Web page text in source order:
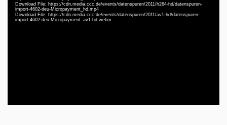
Download File: https://cdn.media.ccc.de/events/datenspuren/2011/h264-hd/datenspuren-
import-4602-deu-Micropayment_hd.mp4
Download File: https://cdn.media.ccc.de/events/datenspuren/2011/av1-hd/datenspuren-
import-4602-deu-Micropayment_av1-hd.webm